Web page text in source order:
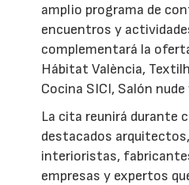
amplio programa de
encuentros y
complementará la
Hábitat València,
Cocina SICI, Salón
La cita reunirá durante
destacados
interioristas,
empresas y expertos